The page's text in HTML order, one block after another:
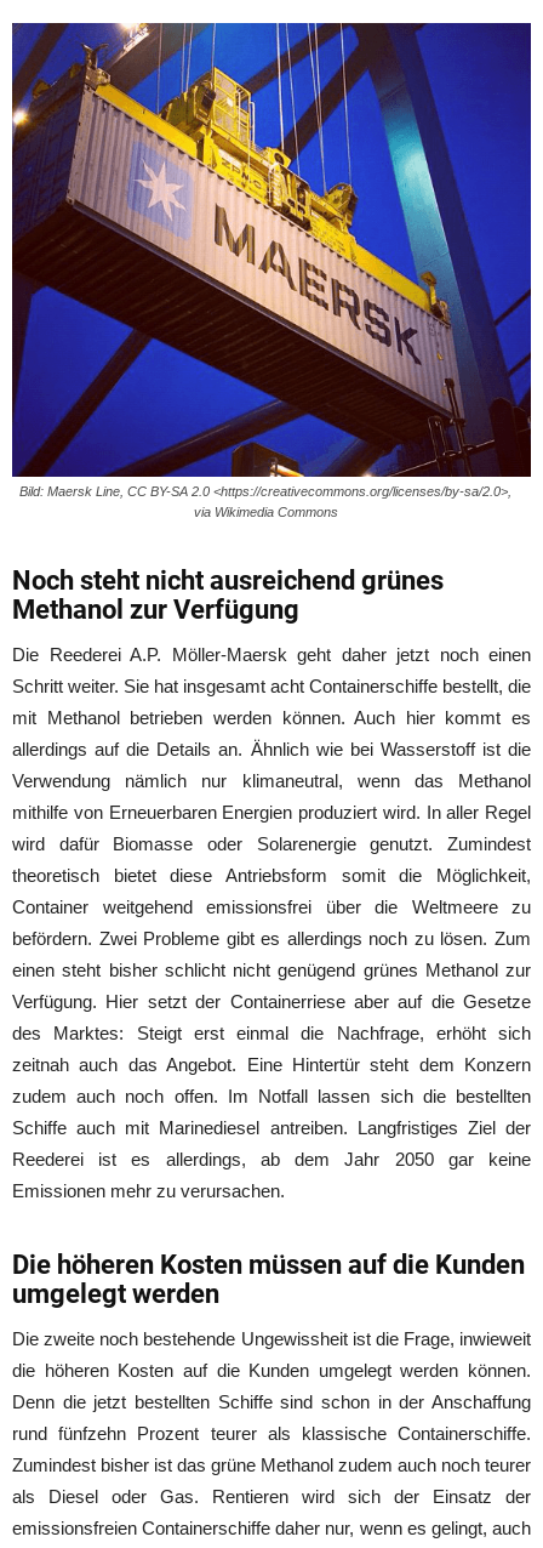
Bild: Maersk Line, CC BY-SA 2.0 <https://creativecommons.org/licenses/by-sa/2.0>,
via Wikimedia Commons
Noch steht nicht ausreichend grünes
Methanol zur Verfügung
Die Reederei A.P. Möller-Maersk geht daher jetzt noch einen
Schritt weiter. Sie hat insgesamt acht Containerschiffe bestellt, die
mit Methanol betrieben werden können. Auch hier kommt es
allerdings auf die Details an. Ähnlich wie bei Wasserstoff ist die
Verwendung nämlich nur klimaneutral, wenn das Methanol
mithilfe von Erneuerbaren Energien produziert wird. In aller Regel
wird dafür Biomasse oder Solarenergie genutzt. Zumindest
theoretisch bietet diese Antriebsform somit die Möglichkeit,
Container weitgehend emissionsfrei über die Weltmeere zu
befördern. Zwei Probleme gibt es allerdings noch zu lösen. Zum
einen steht bisher schlicht nicht genügend grünes Methanol zur
Verfügung. Hier setzt der Containerriese aber auf die Gesetze
des Marktes: Steigt erst einmal die Nachfrage, erhöht sich
zeitnah auch das Angebot. Eine Hintertür steht dem Konzern
zudem auch noch offen. Im Notfall lassen sich die bestellten
Schiffe auch mit Marinediesel antreiben. Langfristiges Ziel der
Reederei ist es allerdings, ab dem Jahr 2050 gar keine
Emissionen mehr zu verursachen.
Die höheren Kosten müssen auf die Kunden
umgelegt werden
Die zweite noch bestehende Ungewissheit ist die Frage, inwieweit
die höheren Kosten auf die Kunden umgelegt werden können.
Denn die jetzt bestellten Schiffe sind schon in der Anschaffung
rund fünfzehn Prozent teurer als klassische Containerschiffe.
Zumindest bisher ist das grüne Methanol zudem auch noch teurer
als Diesel oder Gas. Rentieren wird sich der Einsatz der
emissionsfreien Containerschiffe daher nur, wenn es gelingt, auch